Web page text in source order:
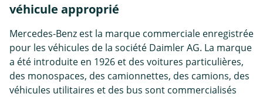
véhicule approprié
Mercedes-Benz est la marque commerciale enregistrée
pour les véhicules de la société Daimler AG. La marque
a été introduite en 1926 et des voitures particulières,
des monospaces, des camionnettes, des camions, des
véhicules utilitaires et des bus sont commercialisés